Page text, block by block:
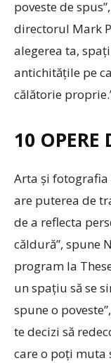
poveste de
directorul Mark
alegerea ta,
antichitățile pe
călătorie
10 OPERE
Arta și fotografia
are puterea de
de a reflecta
căldură”, spune
program la
un spațiu să se
spune o
te decizi să
care o poți muta